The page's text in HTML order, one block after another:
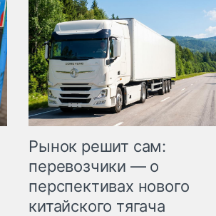
Рынок решит сам:
перевозчики — о
перспективах нового
китайского тягача